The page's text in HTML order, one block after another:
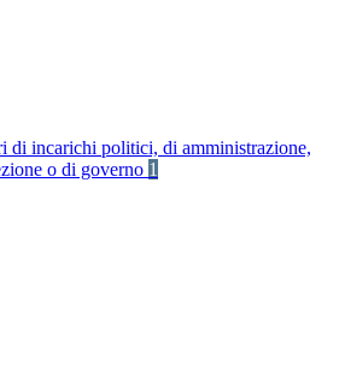
di incarichi politici, di amministrazione,
o di governo 1